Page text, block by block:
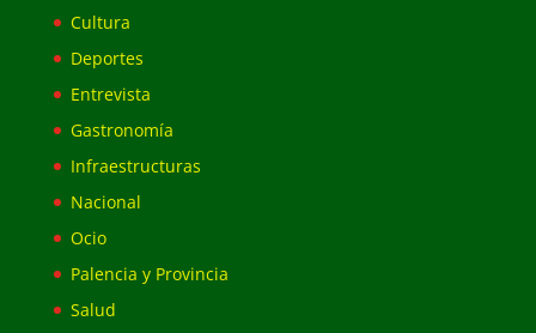
Cultura
Deportes
Entrevista
Gastronomía
Infraestructuras
Nacional
Ocio
Palencia y Provincia
Salud